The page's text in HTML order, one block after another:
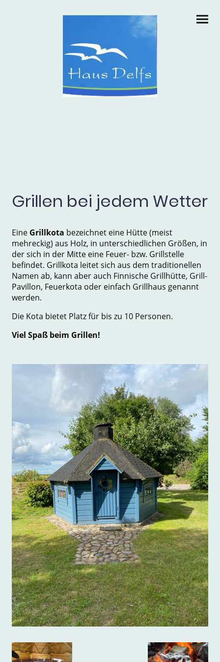
Grillen bei jedem Wetter
Eine Grillkota bezeichnet eine Hütte (meist
mehreckig) aus Holz, in unterschiedlichen Größen, in
der sich in der Mitte eine Feuer- bzw. Grillstelle
befindet. Grillkota leitet sich aus dem traditionellen
Namen ab, kann aber auch Finnische Grillhütte, Grill-
Pavillon, Feuerkota oder einfach Grillhaus genannt
werden.
Die Kota bietet Platz für bis zu 10 Personen.
Viel Spaß beim Grillen!